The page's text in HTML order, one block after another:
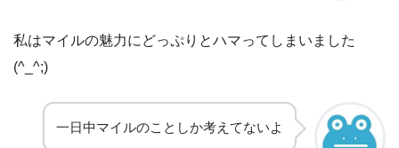
私はマイルの魅力にどっぷりとハマってしまいました
(^_^;)
一日中マイルのことしか考えてないよ